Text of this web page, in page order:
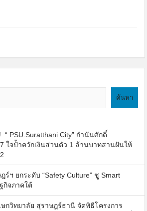
ค้นหา
“ PSU.Suratthani City” กำนันศักดิ์
ใจป้ำควักเงินส่วนตัว 1 ล้านบาทสานฝันให้
ฯ ยกระดับ “Safety Culture” ชู Smart
กิจภาคใต้
กวิทยาลัย สุราษฎร์ธานี จัดพิธีโครงการ